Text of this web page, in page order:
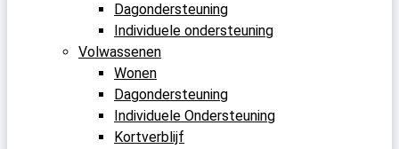
Dagondersteuning
Individuele ondersteuning
Volwassenen
Wonen
Dagondersteuning
Individuele Ondersteuning
Kortverblijf